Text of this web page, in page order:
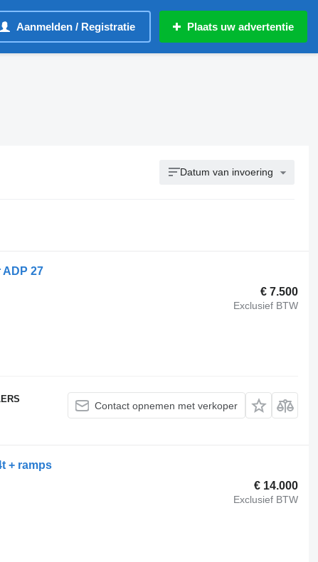
Aanmelden / Registratie Plaats uw advertentie
Datum van invoering
27
€ 7.500
Exclusief BTW
Contact opnemen met verkoper
+ ramps
€ 14.000
Exclusief BTW